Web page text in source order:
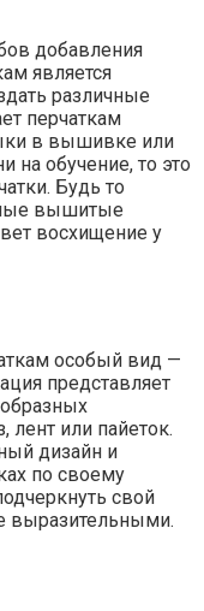
добавления
является
различные
перчаткам
в вышивке или
на обучение, то это
Будь то
вышитые
восхищение у
особый вид —
представляет
лент или пайеток.
дизайн и
по своему
свой
выразительными.